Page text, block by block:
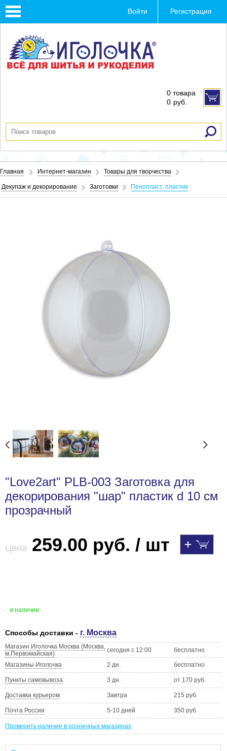
Toggle
navigation
Войти Регистрация
0 товара
0 руб.
Главная Интернет-магазин Товары для творчества
Декупаж и декорирование Заготовки Пенопласт, пластик
"Love2art" PLB-003 Заготовка для
декорирования "шар" пластик d 10 см
прозрачный
Цена 259.00 руб. / шт
в наличии
Способы доставки - г. Москва
Магазин Иголочка Москва (Москва,
м.Первомайская)
сегодня с 12:00 бесплатно
Магазины Иголочка 2 дн. бесплатно
Пункты самовывоза 3 дн. от 170 руб.
Доставка курьером Завтра 215 руб.
Почта России 5-10 дней 350 руб.
Проверить наличие в розничных магазинах